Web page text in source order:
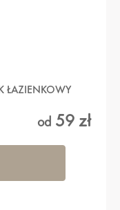
ŁAZIENKOWY
od 59 zł